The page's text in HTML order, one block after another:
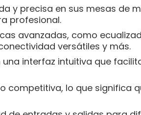
y precisa en sus mesas de
profesional.
avanzadas, como
versátiles y más.
interfaz intuitiva que
competitiva, lo que significa